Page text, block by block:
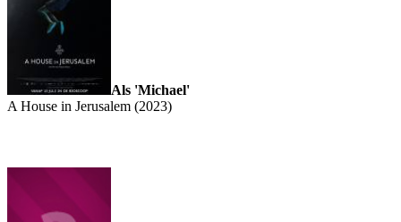
Als 'Michael'
A House in Jerusalem (2023)